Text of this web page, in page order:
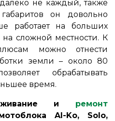
не каждый, также
он довольно
работает на больших
сложной местности. К
можно отнести
земли – около 80
обрабатывать
время.
и ремонт
Al-Ko, Solo,